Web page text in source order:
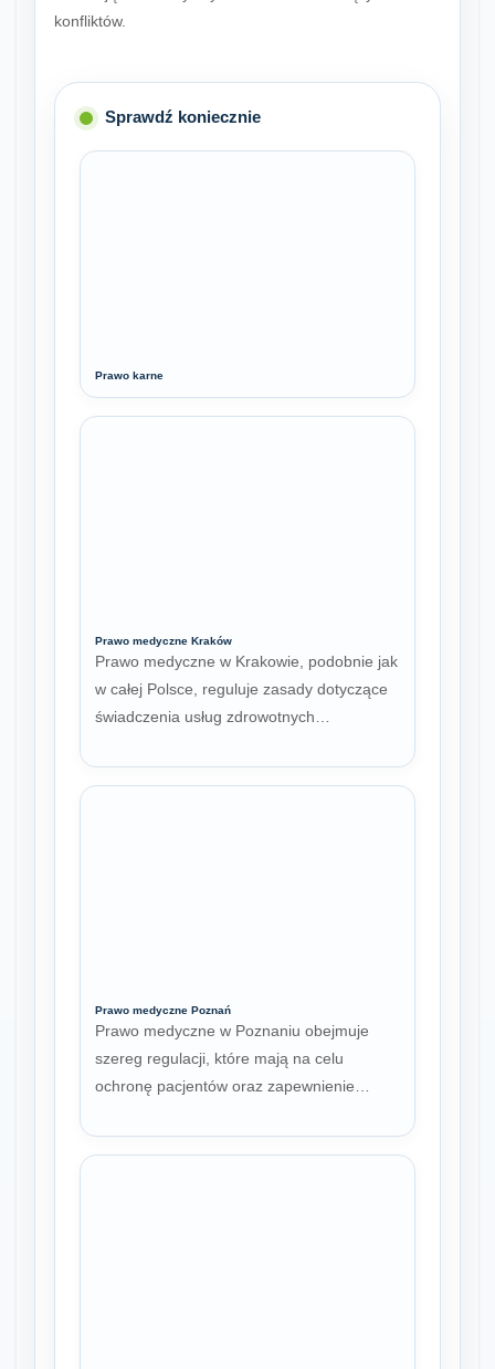
konfliktów.
Sprawdź koniecznie
Prawo karne
Prawo medyczne Kraków
Prawo medyczne w Krakowie, podobnie jak
w całej Polsce, reguluje zasady dotyczące
świadczenia usług zdrowotnych…
Prawo medyczne Poznań
Prawo medyczne w Poznaniu obejmuje
szereg regulacji, które mają na celu
ochronę pacjentów oraz zapewnienie…